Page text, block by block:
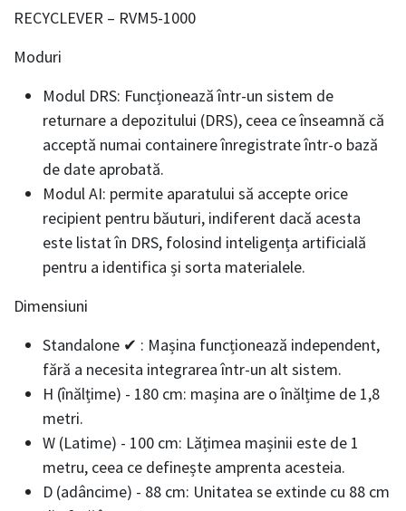
RECYCLEVER – RVM5-1000
Moduri
Modul DRS: Funcționează într-un sistem de
returnare a depozitului (DRS), ceea ce înseamnă că
acceptă numai containere înregistrate într-o bază
de date aprobată.
Modul AI: permite aparatului să accepte orice
recipient pentru băuturi, indiferent dacă acesta
este listat în DRS, folosind inteligența artificială
pentru a identifica și sorta materialele.
Dimensiuni
Standalone ✔ : Mașina funcționează independent,
fără a necesita integrarea într-un alt sistem.
H (înălțime) - 180 cm: mașina are o înălțime de 1,8
metri.
W (Latime) - 100 cm: Lățimea mașinii este de 1
metru, ceea ce definește amprenta acesteia.
D (adâncime) - 88 cm: Unitatea se extinde cu 88 cm